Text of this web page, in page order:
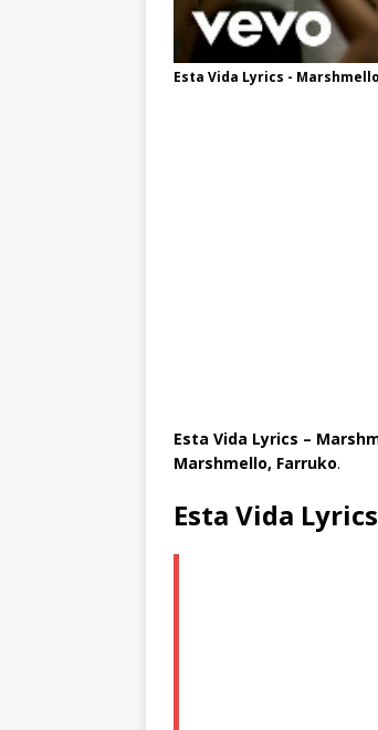
Esta Vida Lyrics -
Esta Vida Lyrics –
Marshmello, Farruko.
Esta Vida